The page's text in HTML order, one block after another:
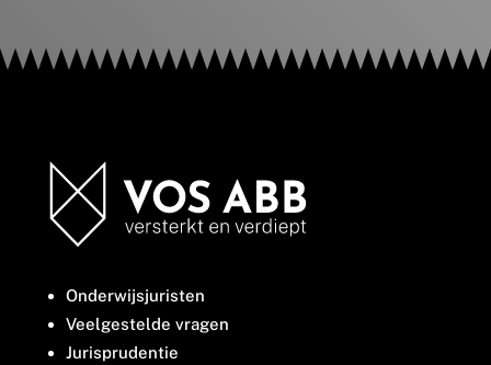
Onderwijsjuristen
Veelgestelde vragen
Jurisprudentie